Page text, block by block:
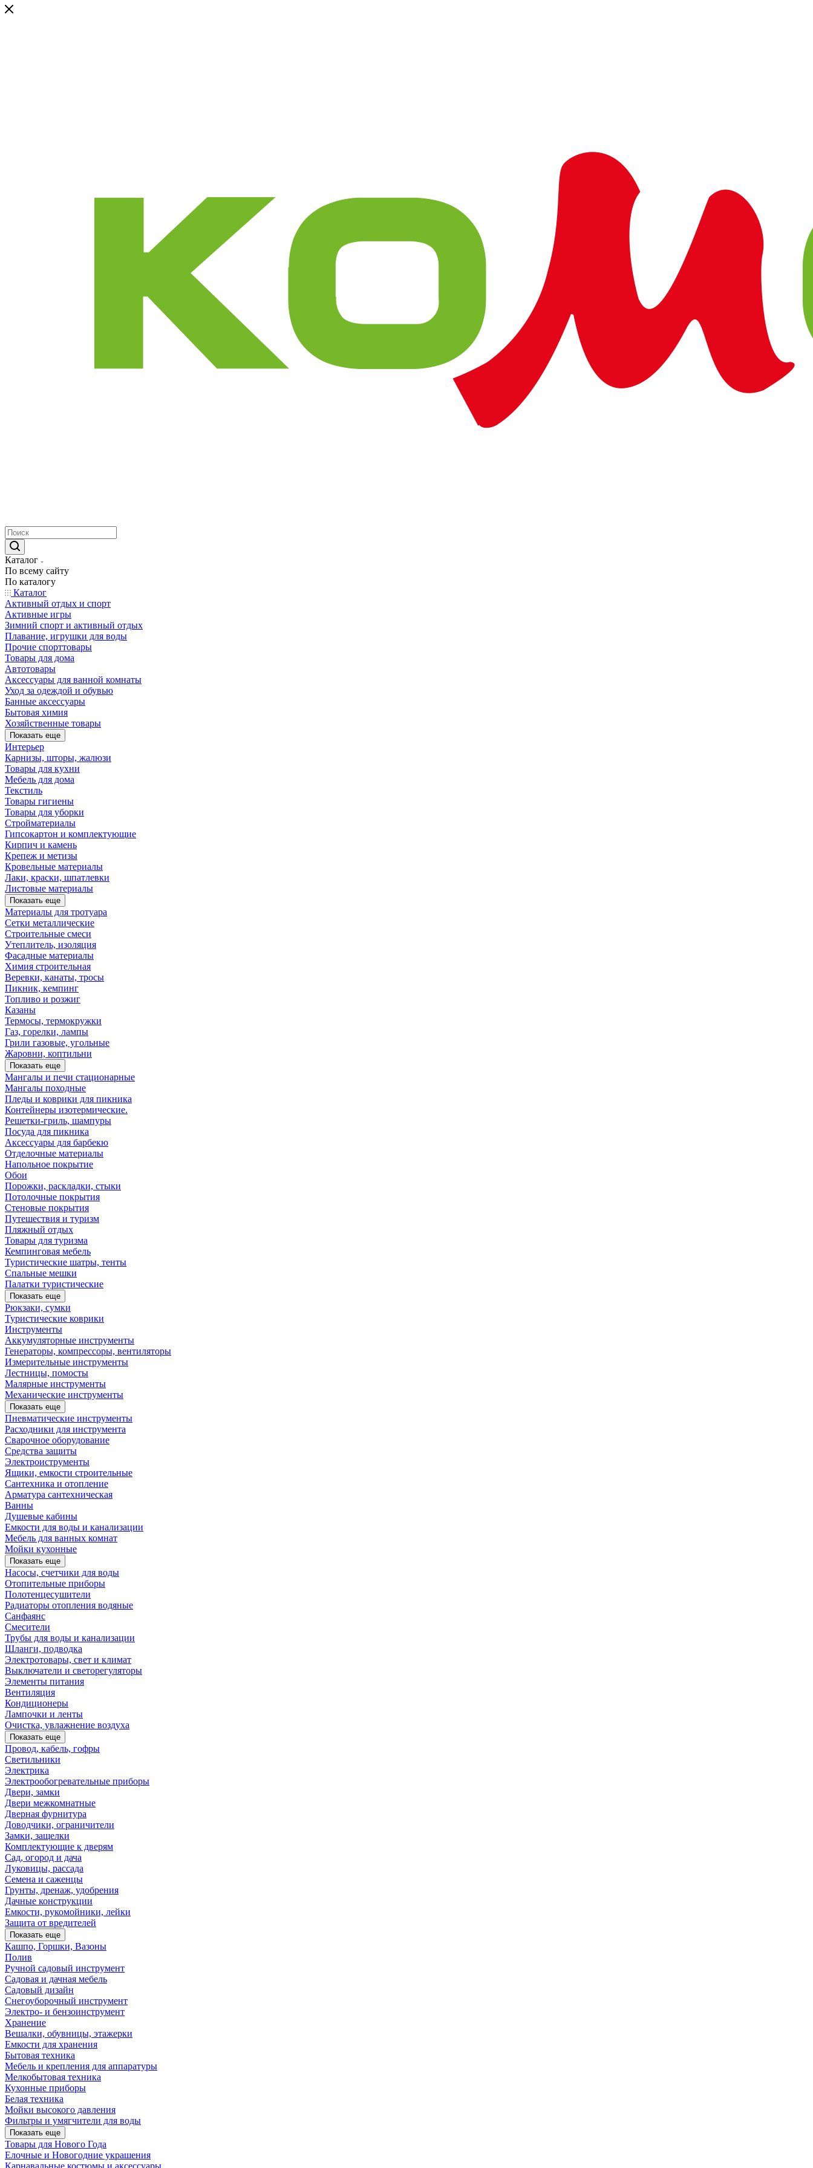
Каталог
По всему сайту
По каталогу
Каталог
Активный отдых и спорт
Активные игры
Зимний спорт и активный отдых
Плавание, игрушки для воды
Прочие спорттовары
Товары для дома
Автотовары
Аксессуары для ванной комнаты
Уход за одеждой и обувью
Банные аксессуары
Бытовая химия
Хозяйственные товары
Показать еще
Интерьер
Карнизы, шторы, жалюзи
Товары для кухни
Мебель для дома
Текстиль
Товары гигиены
Товары для уборки
Стройматериалы
Гипсокартон и комплектующие
Кирпич и камень
Крепеж и метизы
Кровельные материалы
Лаки, краски, шпатлевки
Листовые материалы
Показать еще
Материалы для тротуара
Сетки металлические
Строительные смеси
Утеплитель, изоляция
Фасадные материалы
Химия строительная
Веревки, канаты, тросы
Пикник, кемпинг
Топливо и розжиг
Казаны
Термосы, термокружки
Газ, горелки, лампы
Грили газовые, угольные
Жаровни, коптильни
Показать еще
Мангалы и печи стационарные
Мангалы походные
Пледы и коврики для пикника
Контейнеры изотермические.
Решетки-гриль, шампуры
Посуда для пикника
Аксессуары для барбекю
Отделочные материалы
Напольное покрытие
Обои
Порожки, раскладки, стыки
Потолочные покрытия
Стеновые покрытия
Путешествия и туризм
Пляжный отдых
Товары для туризма
Кемпинговая мебель
Туристические шатры, тенты
Спальные мешки
Палатки туристические
Показать еще
Рюкзаки, сумки
Туристические коврики
Инструменты
Аккумуляторные инструменты
Генераторы, компрессоры, вентиляторы
Измерительные инструменты
Лестницы, помосты
Малярные инструменты
Механические инструменты
Показать еще
Пневматические инструменты
Расходники для инструмента
Сварочное оборудование
Средства защиты
Электроиструменты
Ящики, емкости строительные
Сантехника и отопление
Арматура сантехническая
Ванны
Душевые кабины
Емкости для воды и канализации
Мебель для ванных комнат
Мойки кухонные
Показать еще
Насосы, счетчики для воды
Отопительные приборы
Полотенцесушители
Радиаторы отопления водяные
Санфаянс
Смесители
Трубы для воды и канализации
Шланги, подводка
Электротовары, свет и климат
Выключатели и светорегуляторы
Элементы питания
Вентиляция
Кондиционеры
Лампочки и ленты
Очистка, увлажнение воздуха
Показать еще
Провод, кабель, гофры
Светильники
Электрика
Электрообогревательные приборы
Двери, замки
Двери межкомнатные
Дверная фурнитура
Доводчики, ограничители
Замки, защелки
Комплектующие к дверям
Сад, огород и дача
Луковицы, рассада
Семена и саженцы
Грунты, дренаж, удобрения
Дачные конструкции
Емкости, рукомойники, лейки
Защита от вредителей
Показать еще
Кашпо, Горшки, Вазоны
Полив
Ручной садовый инструмент
Садовая и дачная мебель
Садовый дизайн
Снегоуборочный инструмент
Электро- и бензоинструмент
Хранение
Вешалки, обувницы, этажерки
Емкости для хранения
Бытовая техника
Мебель и крепления для аппаратуры
Мелкобытовая техника
Кухонные приборы
Белая техника
Мойки высокого давления
Фильтры и умягчители для воды
Показать еще
Товары для Нового Года
Елочные и Новогодние украшения
Карнавальные костюмы и аксессуары